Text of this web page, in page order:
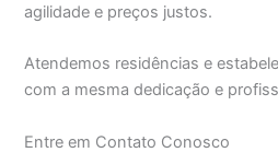
agilidade e preços justos.
Atendemos residências e
com a mesma dedicação e
Entre em Contato Conosco